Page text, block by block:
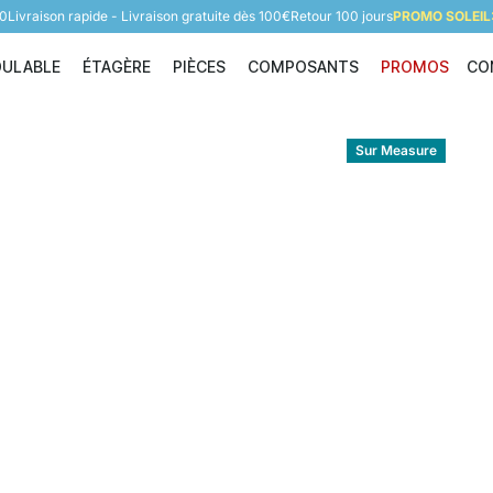
Livraison rapide - Livraison gratuite dès 100€Retour 100 joursPROMO
Étagère modulable
ÉTAGÈRE
Étagère
PIÈCES
Pièces
COMPOSANTS
Composants
PROMOS
Sur Measure